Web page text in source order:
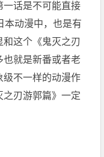
一话是不可能直接
本动漫中，也是有
这个《鬼灭之刃
也就是新番或者老
级不一样的动漫作
之刃游郭篇》一定